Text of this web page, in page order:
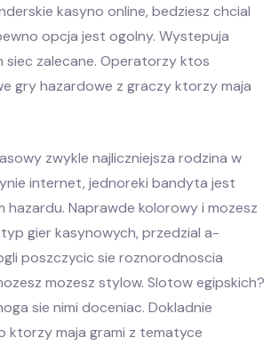
kasyno online, bedziesz chcial
opcja jest ogolny. Wystepuja
siec zalecane. Operatorzy ktos
gry hazardowe z graczy ktorzy maja
zwykle najliczniejsza rodzina w
internet, jednoreki bandyta jest
hazardu. Naprawde kolorowy i mozesz
gier kasynowych, przedzial a-
poszczycic sie roznorodnoscia
mozesz stylow. Slotow egipskich?
sie nimi doceniac. Dokladnie
ktorzy maja grami z tematyce